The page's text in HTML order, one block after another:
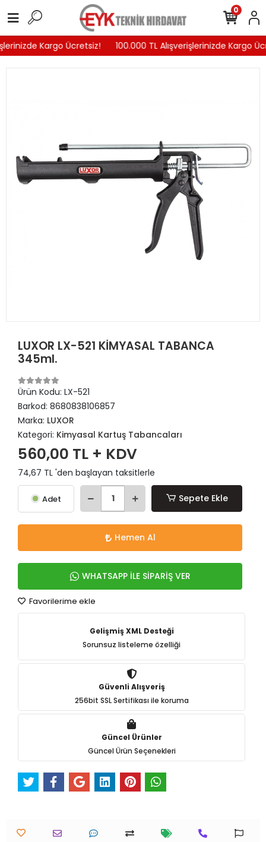
Kargo Ücretsiz! 100.000 TL Alışverişlerinizde Kargo
0
LUXOR LX-521 KİMYASAL TABANCA
345ml.
Ürün Kodu: LX-521
Barkod: 8680838106857
Marka: LUXOR
Kategori: Kimyasal Kartuş Tabancaları
560,00 TL + KDV
74,67 TL 'den başlayan taksitlerle
Adet Sepete Ekle
Hemen Al
WHATSAPP İLE SİPARİŞ VER
Favorilerime ekle
Gelişmiş XML Desteği
Sorunsuz listeleme özelliği
Güvenli Alışveriş
256bit SSL Sertifikası ile koruma
Güncel Ürünler
Güncel Ürün Seçenekleri